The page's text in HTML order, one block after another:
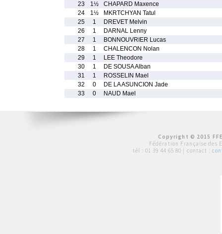
23
1½
CHAPARD Maxence
24
1½
MKRTCHYAN Tatul
25
1
DREVET Melvin
26
1
DARNAL Lenny
27
1
BONNOUVRIER Lucas
28
1
CHALENCON Nolan
29
1
LEE Theodore
30
1
DE SOUSA Alban
31
1
ROSSELIN Mael
32
0
DE LA ASUNCION Jade
33
0 NAUD Mael
Copyright © 2015
Fédération Française des
tél : 01 39 44 65 80 | contact :